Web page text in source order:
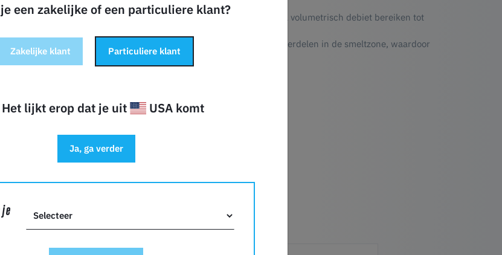
De FlowTech-nozzle met Bondtech CHT-technologie kan een maximaal volumetrisch debiet bereiken tot
Gelijkmatigere laagafzetting door het filament in meerdere kamers te verdelen in de smeltzone, waardoor
openingen en zwakke punten worden verminderd
in de VS door Microswiss
HET PRODUCT?
een zakelijke of een particuliere klant?
Zakelijke klant Particuliere klant
Het lijkt erop dat je uit USA komt
Ja, ga verder
je